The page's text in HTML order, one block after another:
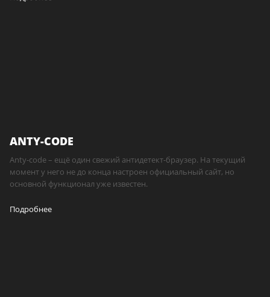
ANTY-CODE
Anty-code – ещё один свежий антидетект-браузер. На текущий
момент у него не до конца настроен официальный сайт, но
основной функционал уже известен.
Подробнее